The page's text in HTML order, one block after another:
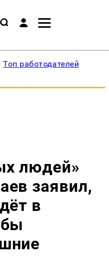
Топ работодателей
людей»
заявил,
в